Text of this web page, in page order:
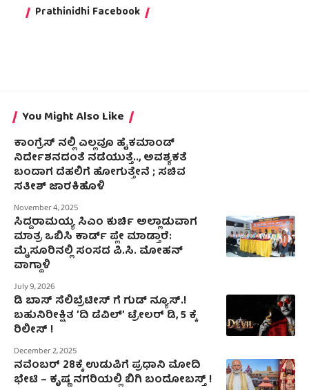
Prathinidhi Facebook
You Might Also Like
ಕಾಂಗ್ರೆಸ್ ನಲ್ಲಿ ಎಲ್ಲವೂ ಹೈಕಮಾಂಡ್
ನಿರ್ದೇಶನದಂತೆ ನಡೆಯುತ್ತೆ.., ಅವಶ್ಯಕತೆ
ಬಂದಾಗ ದೆಹಲಿಗೆ ಹೋಗುತ್ತೇನೆ ; ಸಚಿವ
ಸತೀಶ್‌ ಜಾರಕಿಹೊಳಿ
November 4, 2025
ಸಿದ್ದರಾಮಯ್ಯ ಸಿಎಂ ಕುರ್ಚಿ ಅಲ್ಲಾಡುವಾಗ
ಮಾತ್ರ ಒಬಿಸಿ ಕಾರ್ಡ್ ಪ್ಲೇ ಮಾಡ್ತಾರೆ:
ಮೈಸೂರಿನಲ್ಲಿ ಸಂಸದ ಪಿ.ಸಿ. ಮೋಹನ್
ವಾಗ್ದಾಳಿ
July 9, 2026
ಡಿ ಬಾಸ್‌ ಸೆಲಿಬ್ರೆಟೀಸ್‌ ಗೆ ಗುಡ್‌ ನ್ಯೂಸ್.!
ಬಹುನಿರೀಕ್ಷಿತ ʼದಿ ಡೆವಿಲ್‌ʼ ಟ್ರೇಲರ್‌ ಡಿ, 5 ಕ್ಕೆ
ರಿಲೀಸ್‌ !
December 2, 2025
ನವೆಂಬರ್‌ 28ಕ್ಕೆ ಉಡುಪಿಗೆ ಪ್ರಧಾನಿ ಮೋದಿ
ಭೇಟಿ – ಕೃಷ್ಣ ನಗರಿಯಲ್ಲಿ ಬಿಗಿ ಬಂದೋಬಸ್ತ್ !